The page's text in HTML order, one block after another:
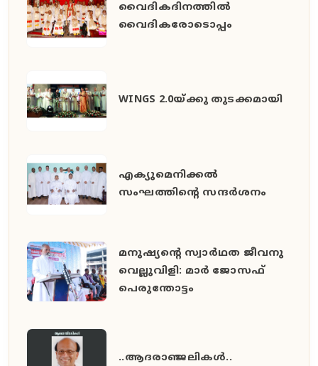
വൈദികദിനത്തിൽ
വൈദികരോടൊപ്പം
WINGS 2.0യ്ക്കു തുടക്കമായി
എക്യുമെനിക്കൽ
സംഘത്തിന്റെ സന്ദർശനം
മനുഷ്യൻ്റെ സ്വാർഥത ജീവനു
വെല്ലുവിളി: മാർ ജോസഫ്
പെരുന്തോട്ടം
..ആദരാഞ്ജലികൾ..